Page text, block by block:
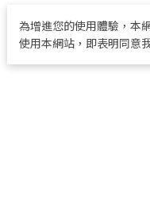
為增進您的使用體驗，本
使用本網站，即表明同意